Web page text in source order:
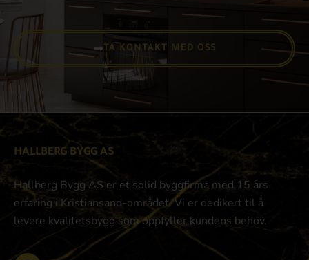
TA KONTAKT MED OSS
HALLBERG BYGG AS
Hallberg Bygg AS er et solid byggfirma med 15 års
erfaring i Kristiansand-området. Vi er dedikert til å
levere kvalitetsbygg som oppfyller kundens behov.